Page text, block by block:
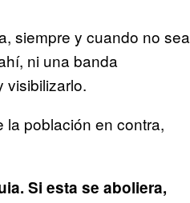
siempre y cuando no sea
ni una banda
visibilizarlo.
la población en contra,
Si esta se aboliera,